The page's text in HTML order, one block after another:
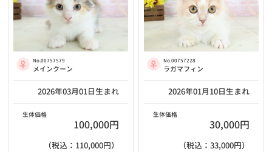
No.00757579
メインクーン
2026年03月01日生まれ
生体価格
100,000円
（税込：110,000円）
No.00757228
ラガマフィン
2026年01月10日生まれ
生体価格
30,000円
（税込：33,000円）